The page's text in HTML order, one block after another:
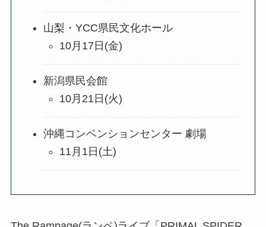
山梨・YCC県民文化ホール
10月17日(金)
新潟県民会館
10月21日(火)
沖縄コンベンションセンター 劇場
11月1日(土)